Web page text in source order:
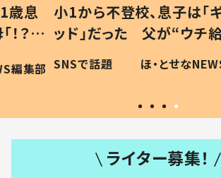
歳息
？」
編集部
小1から不登校、息子は「
ッド」だった 父が“ウチ
作り続ける理由とは #令
#令和の子
SNSで話題 ほ・とせな
ライター募集！